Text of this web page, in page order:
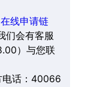
线申请链
们会有客服
）与您联
电话：40066